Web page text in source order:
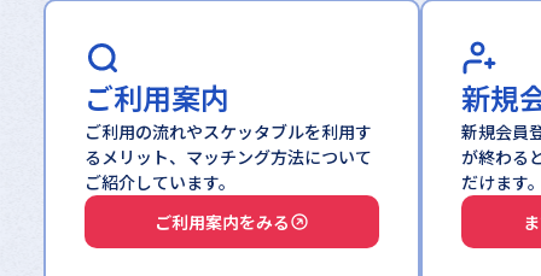
ご利用案内
ご利用の流れやスケッタブルを利用す
るメリット、マッチング方法について
ご紹介しています。
ご利用案内をみる
新規
新規会員
が終わる
だけます